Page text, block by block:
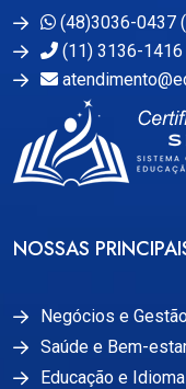
(48)3036-0437
(11) 3136-1416
NOSSAS
Negócios e
Saúde e Bem-
Educação e